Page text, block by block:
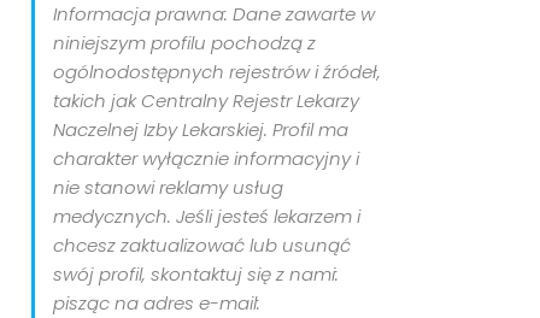
Informacja prawna: Dane zawarte w
niniejszym profilu pochodzą z
ogólnodostępnych rejestrów i źródeł,
takich jak Centralny Rejestr Lekarzy
Naczelnej Izby Lekarskiej. Profil ma
charakter wyłącznie informacyjny i
nie stanowi reklamy usług
medycznych. Jeśli jesteś lekarzem i
chcesz zaktualizować lub usunąć
swój profil, skontaktuj się z nami:
pisząc na adres e-mail: